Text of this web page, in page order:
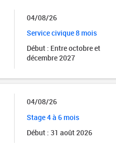
04/08/26
Service civique 8 mois
Début : Entre octobre et
décembre 2027
04/08/26
Stage 4 à 6 mois
Début : 31 août 2026